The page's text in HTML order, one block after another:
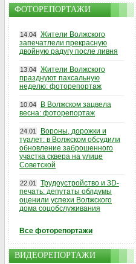
ФОТОРЕПОРТАЖИ
14.04 Жители Волжского
запечатлели прекрасную
двойную радугу после ливня
13.04 Жители Волжского
празднуют пахсальную
неделю: фоторепортаж
10.04
В Волжском зацвела
весна: фоторепортаж
24.01
Вороны, дорожки и
туалет: в Волжском обсудили
обновление заброшенного
участка сквера на улице
Советской
22.01
Трудоустройство и 3D-
печать: депутаты облдумы
оценили успехи Волжского
дома соцобслуживания
Все фоторепортажи
ВИДЕОРЕПОРТАЖИ